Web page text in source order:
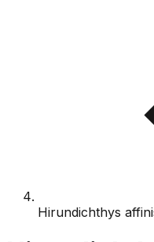
Hirundichthys